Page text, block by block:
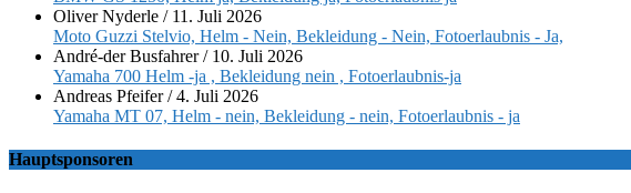
Oliver Nyderle / 11. Juli 2026
Moto Guzzi Stelvio, Helm - Nein, Bekleidung - Nein, Fotoerlaubnis - Ja,
André-der Busfahrer/ 10. Juli 2026
Yamaha 700 Helm -ja , Bekleidung nein , Fotoerlaubnis-ja
Andreas Pfeifer/4. Juli 2026
Yamaha MT 07, Helm - nein, Bekleidung - nein, Fotoerlaubnis - ja
Hauptsponsoren